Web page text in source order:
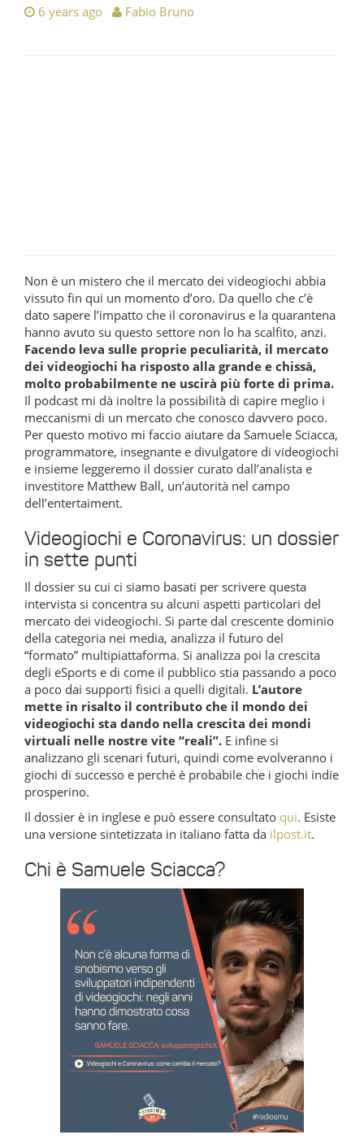
6 years ago Fabio Bruno
Non è un mistero che il mercato dei videogiochi abbia
vissuto fin qui un momento d’oro. Da quello che c’è
dato sapere l’impatto che il coronavirus e la quarantena
hanno avuto su questo settore non lo ha scalfito, anzi.
Facendo leva sulle proprie peculiarità, il mercato
dei videogiochi ha risposto alla grande e chissà,
molto probabilmente ne uscirà più forte di prima.
Il podcast mi dà inoltre la possibilità di capire meglio i
meccanismi di un mercato che conosco davvero poco.
Per questo motivo mi faccio aiutare da Samuele Sciacca,
programmatore, insegnante e divulgatore di videogiochi
e insieme leggeremo il dossier curato dall’analista e
investitore Matthew Ball, un’autorità nel campo
dell’entertaiment.
Videogiochi e Coronavirus: un dossier
in sette punti
Il dossier su cui ci siamo basati per scrivere questa
intervista si concentra su alcuni aspetti particolari del
mercato dei videogiochi. Si parte dal crescente dominio
della categoria nei media, analizza il futuro del
“formato” multipiattaforma. Si analizza poi la crescita
degli eSports e di come il pubblico stia passando a poco
a poco dai supporti fisici a quelli digitali. L’autore
mette in risalto il contributo che il mondo dei
videogiochi sta dando nella crescita dei mondi
virtuali nelle nostre vite “reali”. E infine si
analizzano gli scenari futuri, quindi come evolveranno i
giochi di successo e perché è probabile che i giochi indie
prosperino.
Il dossier è in inglese e può essere consultato qui. Esiste
una versione sintetizzata in italiano fatta da ilpost.it.
Chi è Samuele Sciacca?